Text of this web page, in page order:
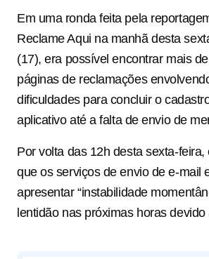
Em uma ronda feita pela
Reclame Aqui na manhã desta
(17), era possível encontrar mais
páginas de reclamações
dificuldades para concluir o
aplicativo até a falta de envio de
Por volta das 12h desta sexta-
que os serviços de envio de e-mail
apresentar “instabilidade
lentidão nas próximas horas